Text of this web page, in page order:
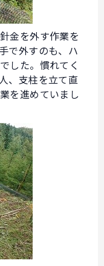
金を外す作業を
で外すのも、ハ
した。慣れてく
、支柱を立て直
を進めていまし